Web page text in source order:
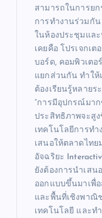
สามารถในการย
การทำงานร่วมกั
ในห้องประชุมแล
เคยคือ โปรเจกเต
บอร์ด, คอมพิวเตอ
แยกส่วนกัน ทำใ
ต้องเรียนรู้หลายร
“การมีอุปกรณ์มา
ประสิทธิภาพจะสูง
เทคโนโลยีการท
เสนอให้ตลาดไทย
อัจฉริยะ
ยังต้องการนำเส
ออกแบบขึ้นมาเพื่
และพื้นที่เชิงพาณิ
เทคโนโลยี และท